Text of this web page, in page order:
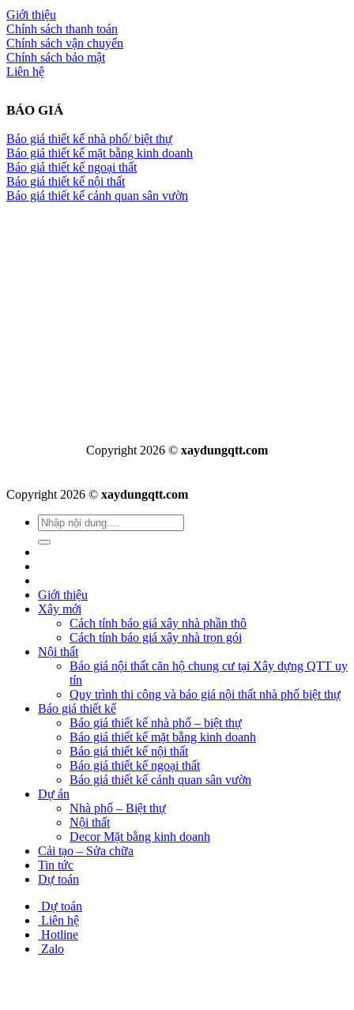
Giới thiệu
Chính sách thanh toán
Chính sách vận chuyển
Chính sách bảo mật
Liên hệ
BÁO GIÁ
Báo giá thiết kế nhà phố/ biệt thự
Báo giá thiết kế mặt bằng kinh doanh
Báo giá thiết kế ngoại thất
Báo giá thiết kế nội thất
Báo giá thiết kế cảnh quan sân vườn
Copyright 2026 © xaydungqtt.com
Copyright 2026 © xaydungqtt.com
Giới thiệu
Xây mới
Cách tính báo giá xây nhà phần thô
Cách tính báo giá xây nhà trọn gói
Nội thất
Báo giá nội thất căn hộ chung cư tại Xây dựng QTT uy
tín
Quy trình thi công và báo giá nội thất nhà phố biệt thự
Báo giá thiết kế
Báo giá thiết kế nhà phố – biệt thự
Báo giá thiết kế mặt bằng kinh doanh
Báo giá thiết kế nội thất
Báo giá thiết kế ngoại thất
Báo giá thiết kế cảnh quan sân vườn
Dự án
Nhà phố – Biệt thự
Nội thất
Decor Mặt bằng kinh doanh
Cải tạo – Sửa chữa
Tin tức
Dự toán
Dự toán
Liên hệ
Hotline
Zalo